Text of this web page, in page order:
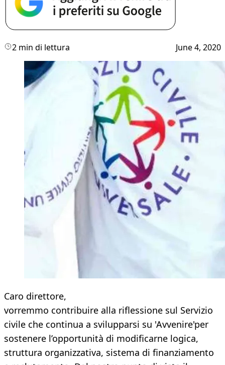
2 min di lettura June 4, 2020
Caro direttore,
vorremmo contribuire alla riflessione sul Servizio
civile che continua a svilupparsi su 'Avvenire'per
sostenere l’opportunità di modificarne logica,
struttura organizzativa, sistema di finanziamento